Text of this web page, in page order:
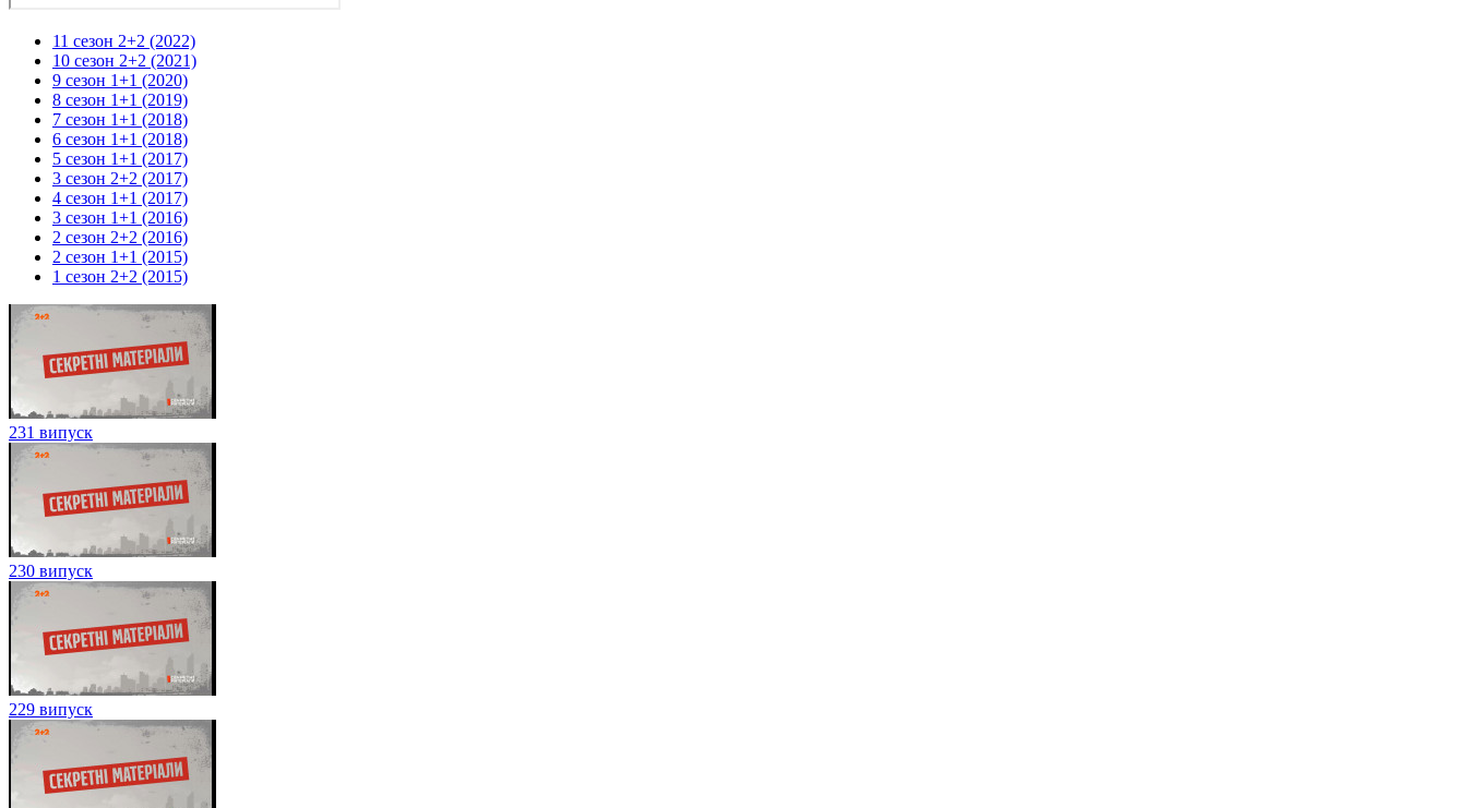
11 сезон 2+2 (2022)
10 сезон 2+2 (2021)
9 сезон 1+1 (2020)
8 сезон 1+1 (2019)
7 сезон 1+1 (2018)
6 сезон 1+1 (2018)
5 сезон 1+1 (2017)
3 сезон 2+2 (2017)
4 сезон 1+1 (2017)
3 сезон 1+1 (2016)
2 сезон 2+2 (2016)
2 сезон 1+1 (2015)
1 сезон 2+2 (2015)
231 випуск
230 випуск
229 випуск